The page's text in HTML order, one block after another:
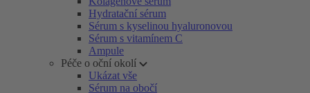
Hydratační sérum
Sérum s kyselinou hyaluronovou
Sérum s vitamínem C
Ampule
Péče o oční okolí
Ukázat vše
Sérum na obočí